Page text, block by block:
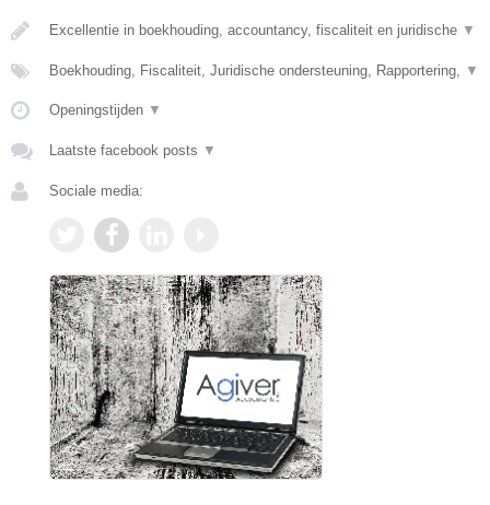
Excellentie in boekhouding, accountancy, fiscaliteit en juridische ▼
Boekhouding, Fiscaliteit, Juridische ondersteuning, Rapportering, ▼
Openingstijden ▼
Laatste facebook posts ▼
Sociale media: